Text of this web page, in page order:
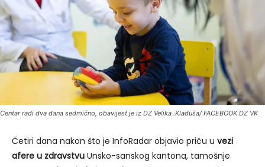
Centar radi dva dana sedmično, obavijest je iz DZ Velika .Kladuša/ FACEBOOK DZ VK
Četiri dana nakon što je InfoRadar objavio priču u vezi
afere u zdravstvu Unsko-sanskog kantona, tamošnje